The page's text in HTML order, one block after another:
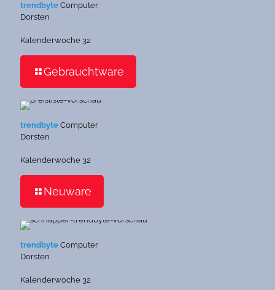
trendbyte Computer
Dorsten
Kalenderwoche 32
Gebrauchtware
trendbyte Computer
Dorsten
Kalenderwoche 32
Neuware
trendbyte Computer
Dorsten
Kalenderwoche 32